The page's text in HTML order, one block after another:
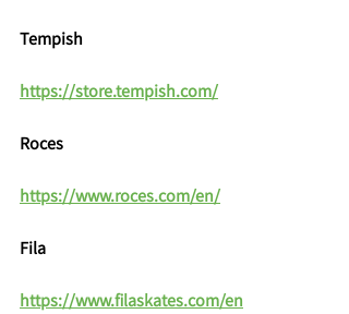
Tempish
https://store.tempish.com/
Roces
https://www.roces.com/en/
Fila
https://www.filaskates.com/en